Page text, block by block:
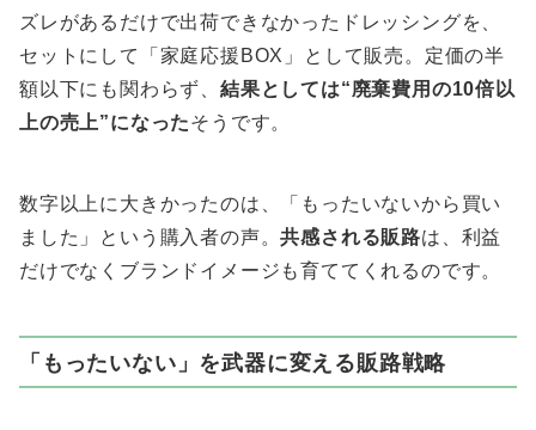
ズレがあるだけで出荷できなかったドレッシングを、
セットにして「家庭応援BOX」として販売。定価の半
額以下にも関わらず、 結果としては“廃棄費用の10倍以
上の売上”になったそうです。
数字以上に大きかったのは、「もったいないから買い
ました」という購入者の声。共感される販路は、利益
だけでなくブランドイメージも育ててくれるのです。
「もったいない」を武器に変える販路戦略